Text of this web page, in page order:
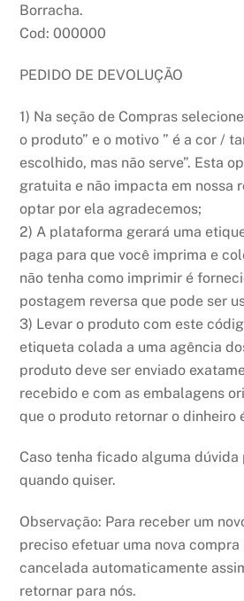
Borracha.
Cod: 000000
PEDIDO DE DEVOLUÇÃO
1) Na seção de Compras
o produto” e o motivo ” é a cor /
escolhido, mas não serve”. Esta
gratuita e não impacta em nossa
optar por ela agradecemos;
2) A plataforma gerará uma
paga para que você imprima e
não tenha como imprimir é
postagem reversa que pode ser
3) Levar o produto com este
etiqueta colada a uma agência
produto deve ser enviado
recebido e com as embalagens
que o produto retornar o dinheiro
Caso tenha ficado alguma
quando quiser.
Observação: Para receber um
preciso efetuar uma nova compra
cancelada automaticamente
retornar para nós.